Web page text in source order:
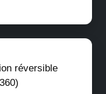
réversible